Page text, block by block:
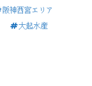
阪神西宮エリア
大起水産